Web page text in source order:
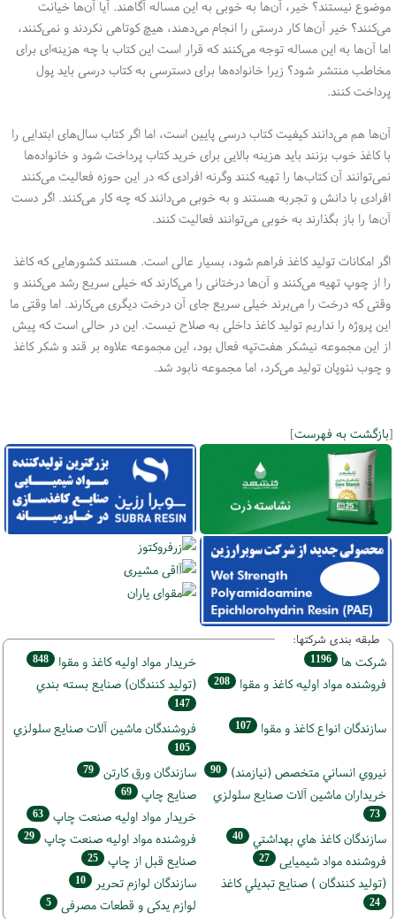
موضوع نیستند؟ خیر، آن‌ها به خوبی به این مساله آگاهند. آیا آن‌ها خیانت
می‌کنند؟ خیر آن‌ها کار درستی را انجام می‌دهند، هیچ کوتاهی نکردند و نمی‌کنند،
اما آن‌ها به این مساله توجه می‌کنند که قرار است این کتاب با چه هزینه‌ای برای
مخاطب منتشر شود؟ زیرا خانواده‌ها برای دسترسی به کتاب درسی باید پول
پرداخت کنند.
آن‌ها هم می‌دانند کیفیت کتاب درسی پایین است، اما اگر کتاب سال‌های ابتدایی را
با کاغذ خوب بزنند باید هزینه بالایی برای خرید کتاب پرداخت شود و خانواده‌ها
نمی‌توانند آن کتاب‌ها را تهیه کنند وگرنه افرادی که در این حوزه فعالیت می‌کنند
افرادی با دانش و تجربه هستند و به خوبی می‌دانند که چه کار می‌کنند. اگر دست
آن‌ها را باز بگذارند به خوبی می‌توانند فعالیت کنند.
اگر امکانات تولید کاغذ فراهم شود، بسیار عالی است. هستند کشورهایی که کاغذ
را از چوپ تهیه می‌کنند و آن‌ها درختانی را می‌کارند که خیلی سریع رشد می‌کنند و
وقتی که درخت را می‌برند خیلی سریع جای آن درخت دیگری می‌کارند. اما وقتی ما
این پروژه را نداریم تولید کاغذ داخلی به صلاح نیست. این در حالی است که پیش
از این مجموعه نیشکر هفت‌تپه فعال بود، این مجموعه علاوه بر قند و شکر کاغذ
و چوب نئوپان تولید می‌کرد، اما مجموعه نابود شد.
[بازگشت به فهرست]
طبقه بندی شرکتها:
شركت ها 1196 خريدار مواد اوليه كاغذ و مقوا 848
فروشنده مواد اوليه كاغذ و مقوا 208 (تولید كنندگان) صنايع بسته بندي
147
سازندگان انواع کاغذ و مقوا 107 فروشندگان ماشين آلات صنايع سلولزي
105
نيروي انساني متخصص (نیازمند) 90 سازندگان ورق كارتن 79
خریداران ماشين آلات صنايع سلولزي
73
صنايع چاپ 69
خريدار مواد اوليه صنعت چاپ 63
سازندگان كاغذ هاي بهداشتي 40 فروشنده مواد اوليه صنعت چاپ 29
فروشنده مواد شیمیایی 27 صنايع قبل از چاپ 25
(تولید كنندگان ) صنايع تبديلي كاغذ
24
سازندگان لوازم تحریر 10
لوازم یدکی و قطعات مصرفی 5